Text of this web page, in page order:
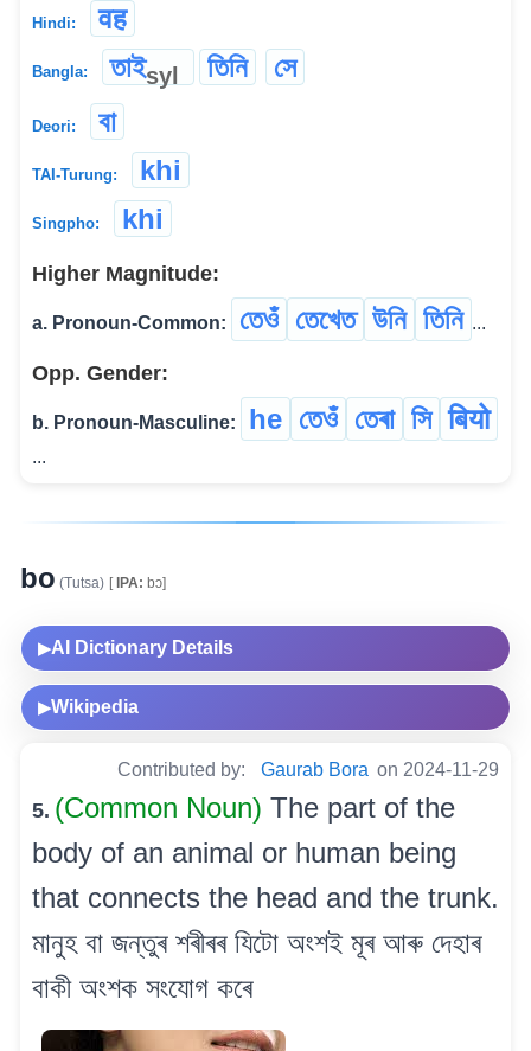
Hindi: वह
Bangla: তাইsyl তিনি সে
Deori: বা
TAI-Turung: khi
Singpho: khi
Higher Magnitude:
a. Pronoun-Common: তেওঁ তেখেত উনি তিনি ...
Opp. Gender:
b. Pronoun-Masculine: he তেওঁ তেৰা সি बियो
...
bo (Tutsa) [IPA: bɔ]
▶AI Dictionary Details
▶Wikipedia
Contributed by: Gaurab Bora on 2024-11-29
5. (Common Noun) The part of the
body of an animal or human being
that connects the head and the trunk.
মানুহ বা জন্তুৰ শৰীৰৰ যিটো অংশই মূৰ আৰু দেহাৰ
বাকী অংশক সংযোগ কৰে